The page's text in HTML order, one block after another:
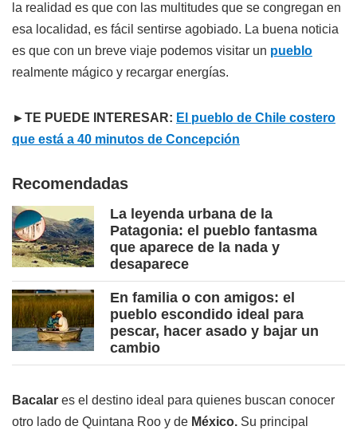
la realidad es que con las multitudes que se congregan en
esa localidad, es fácil sentirse agobiado. La buena noticia
es que con un breve viaje podemos visitar un pueblo
realmente mágico y recargar energías.
►TE PUEDE INTERESAR: El pueblo de Chile costero
que está a 40 minutos de Concepción
Recomendadas
La leyenda urbana de la
Patagonia: el pueblo fantasma
que aparece de la nada y
desaparece
En familia o con amigos: el
pueblo escondido ideal para
pescar, hacer asado y bajar un
cambio
Bacalar es el destino ideal para quienes buscan conocer
otro lado de Quintana Roo y de México. Su principal